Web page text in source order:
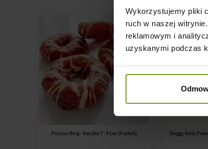
Wykorzystujemy pliki
ruch w naszej
reklamowym i
uzyskanymi podczas
Prozoo Ring - Kaczka 7 - 9 cm. (9 sztuk) Doggy Kość